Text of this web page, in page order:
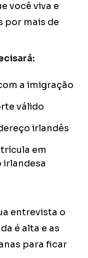
você viva e
por mais de
a imigração
válido
irlandês
em
irlandesa
entrevista o
é alta e as
para ficar